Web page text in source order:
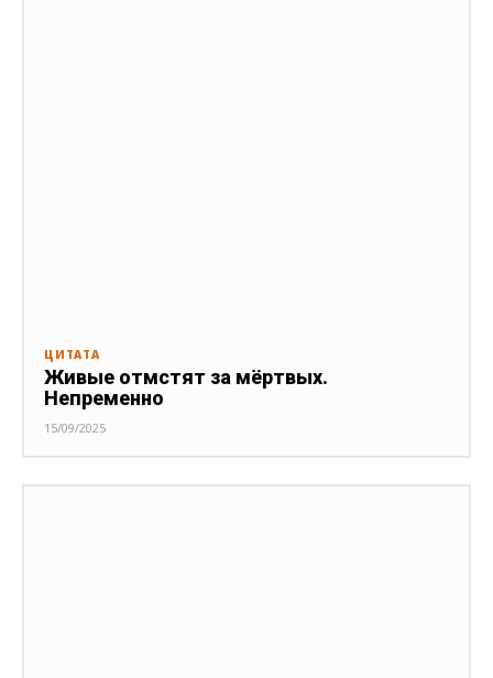
ЦИТАТА
Живые отмстят за мёртвых.
Непременно
15/09/2025